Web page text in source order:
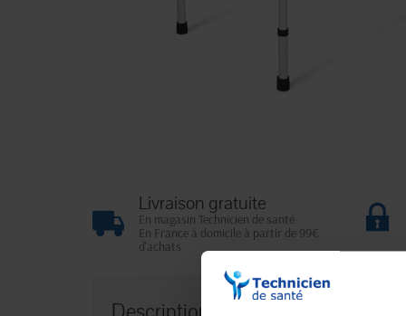
Livraison gratuite
En magasin Technicien de santé
En France à domicile à partir de 99€
d'achats